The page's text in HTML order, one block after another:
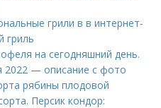
грили в в интернет-
гриль
на сегодняшний день.
2022 — описание с фото
рябины плодовой
Персик кондор: